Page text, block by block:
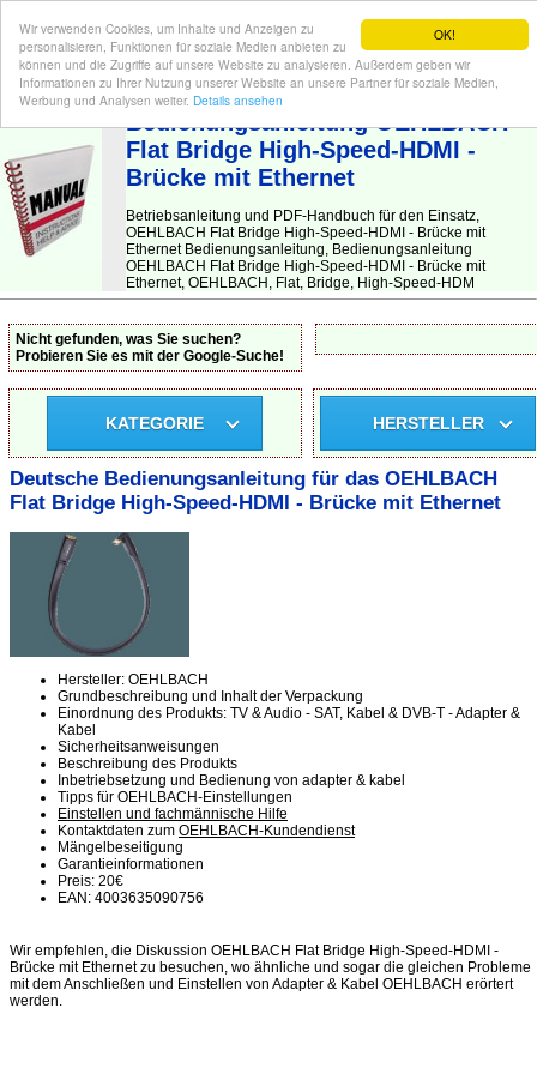
OK!
Wir verwenden Cookies, um Inhalte und Anzeigen zu
personalisieren, Funktionen für soziale Medien anbieten zu
können und die Zugriffe auf unsere Website zu analysieren. Außerdem geben wir
Informationen zu Ihrer Nutzung unserer Website an unsere Partner für soziale Medien,
Werbung und Analysen weiter. Details ansehen
BEDIENUNGSANLEITUNG| Hier finden Sie die deutsche Anleitung!
Bedienungsanleitung OEHLBACH
Flat Bridge High-Speed-HDMI -
Brücke mit Ethernet
Betriebsanleitung und PDF-Handbuch für den Einsatz,
OEHLBACH Flat Bridge High-Speed-HDMI - Brücke mit
Ethernet Bedienungsanleitung, Bedienungsanleitung
OEHLBACH Flat Bridge High-Speed-HDMI - Brücke mit
Ethernet, OEHLBACH, Flat, Bridge, High-Speed-HDM
Nicht gefunden, was Sie suchen?
Probieren Sie es mit der Google-Suche!
KATEGORIE HERSTELLER
Deutsche Bedienungsanleitung für das OEHLBACH
Flat Bridge High-Speed-HDMI - Brücke mit Ethernet
Hersteller: OEHLBACH
Grundbeschreibung und Inhalt der Verpackung
Einordnung des Produkts: TV & Audio - SAT, Kabel & DVB-T - Adapter &
Kabel
Sicherheitsanweisungen
Beschreibung des Produkts
Inbetriebsetzung und Bedienung von adapter & kabel
Tipps für OEHLBACH-Einstellungen
Einstellen und fachmännische Hilfe
Kontaktdaten zum OEHLBACH-Kundendienst
Mängelbeseitigung
Garantieinformationen
Preis: 20€
EAN: 4003635090756
Wir empfehlen, die Diskussion OEHLBACH Flat Bridge High-Speed-HDMI -
Brücke mit Ethernet zu besuchen, wo ähnliche und sogar die gleichen Probleme
mit dem Anschließen und Einstellen von Adapter & Kabel OEHLBACH erörtert
werden.